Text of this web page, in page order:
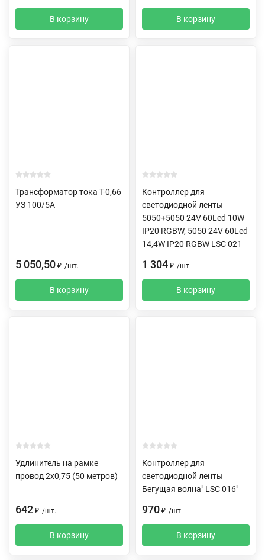
В корзину В корзину
Трансформатор тока Т-0,66
УЗ 100/5А
5 050,50 ₽ /шт.
В корзину
Контроллер для
светодиодной ленты
5050+5050 24V 60Led 10W
IP20 RGBW, 5050 24V 60Led
14,4W IP20 RGBW LSC 021
1 304 ₽ /шт.
В корзину
Удлинитель на рамке
провод 2х0,75 (50 метров)
642 ₽ /шт.
В корзину
Контроллер для
светодиодной ленты
Бегущая волна" LSC 016"
970 ₽ /шт.
В корзину